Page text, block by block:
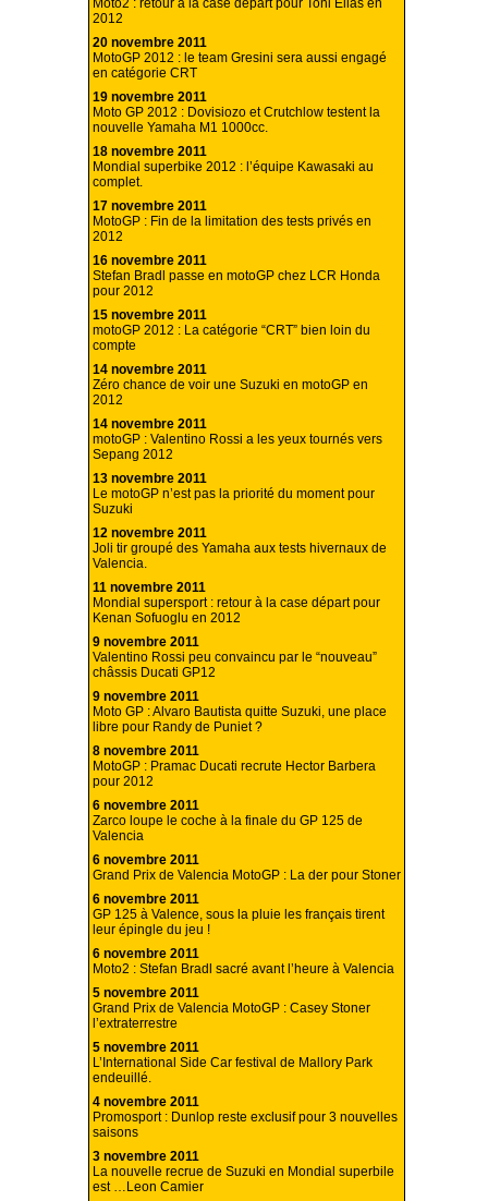
Moto2 : retour à la case départ pour Toni Elias en
2012
20 novembre 2011
MotoGP 2012 : le team Gresini sera aussi engagé
en catégorie CRT
19 novembre 2011
Moto GP 2012 : Dovisiozo et Crutchlow testent la
nouvelle Yamaha M1 1000cc.
18 novembre 2011
Mondial superbike 2012 : l’équipe Kawasaki au
complet.
17 novembre 2011
MotoGP : Fin de la limitation des tests privés en
2012
16 novembre 2011
Stefan Bradl passe en motoGP chez LCR Honda
pour 2012
15 novembre 2011
motoGP 2012 : La catégorie “CRT” bien loin du
compte
14 novembre 2011
Zéro chance de voir une Suzuki en motoGP en
2012
14 novembre 2011
motoGP : Valentino Rossi a les yeux tournés vers
Sepang 2012
13 novembre 2011
Le motoGP n’est pas la priorité du moment pour
Suzuki
12 novembre 2011
Joli tir groupé des Yamaha aux tests hivernaux de
Valencia.
11 novembre 2011
Mondial supersport : retour à la case départ pour
Kenan Sofuoglu en 2012
9 novembre 2011
Valentino Rossi peu convaincu par le “nouveau”
châssis Ducati GP12
9 novembre 2011
Moto GP : Alvaro Bautista quitte Suzuki, une place
libre pour Randy de Puniet ?
8 novembre 2011
MotoGP : Pramac Ducati recrute Hector Barbera
pour 2012
6 novembre 2011
Zarco loupe le coche à la finale du GP 125 de
Valencia
6 novembre 2011
Grand Prix de Valencia MotoGP : La der pour Stoner
6 novembre 2011
GP 125 à Valence, sous la pluie les français tirent
leur épingle du jeu !
6 novembre 2011
Moto2 : Stefan Bradl sacré avant l’heure à Valencia
5 novembre 2011
Grand Prix de Valencia MotoGP : Casey Stoner
l’extraterrestre
5 novembre 2011
L’International Side Car festival de Mallory Park
endeuillé.
4 novembre 2011
Promosport : Dunlop reste exclusif pour 3 nouvelles
saisons
3 novembre 2011
La nouvelle recrue de Suzuki en Mondial superbile
est …Leon Camier